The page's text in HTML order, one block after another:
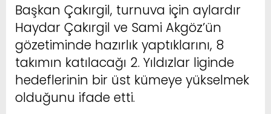
Başkan Çakırgil, turnuva için aylardır
Haydar Çakırgil ve Sami Akgöz’ün
gözetiminde hazırlık yaptıklarını, 8
takımın katılacağı 2. Yıldızlar liginde
hedeflerinin bir üst kümeye yükselmek
olduğunu ifade etti.